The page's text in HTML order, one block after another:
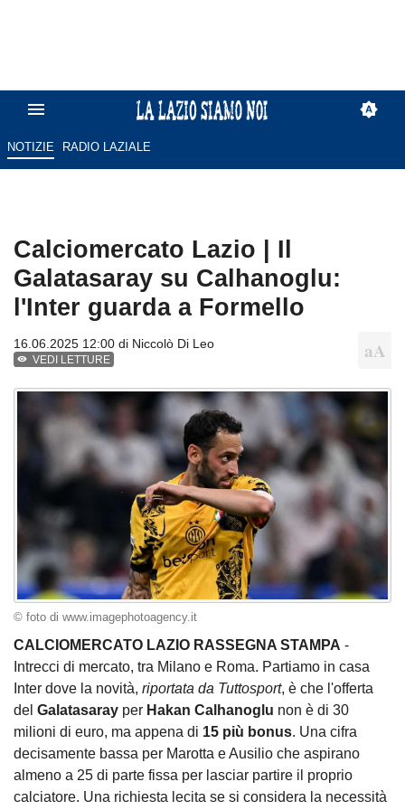
NOTIZIE RADIO LAZIALE
Calciomercato Lazio | Il
Galatasaray su Calhanoglu:
l'Inter guarda a Formello
16.06.2025 12:00 di Niccolò Di Leo
VEDI LETTURE
© foto di www.imagephotoagency.it
CALCIOMERCATO LAZIO RASSEGNA STAMPA -
Intrecci di mercato, tra Milano e Roma. Partiamo in casa
Inter dove la novità, riportata da Tuttosport, è che l'offerta
del Galatasaray per Hakan Calhanoglu non è di 30
milioni di euro, ma appena di 15 più bonus. Una cifra
decisamente bassa per Marotta e Ausilio che aspirano
almeno a 25 di parte fissa per lasciar partire il proprio
calciatore. Una richiesta lecita se si considera la necessità